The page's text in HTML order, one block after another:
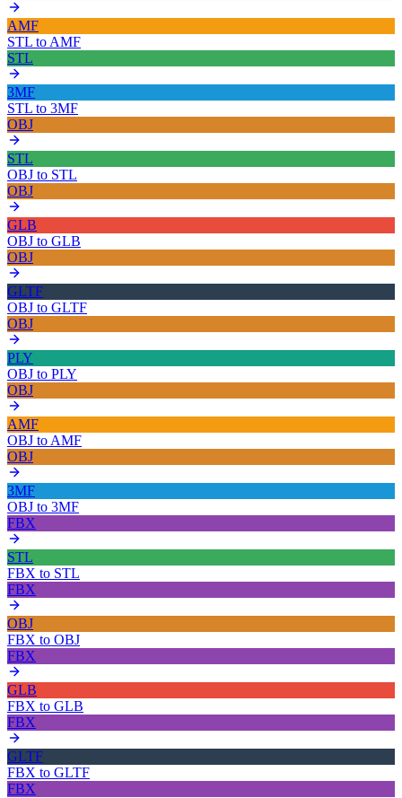
AMF
STL to AMF
STL
3MF
STL to 3MF
OBJ
STL
OBJ to STL
OBJ
GLB
OBJ to GLB
OBJ
GLTF
OBJ to GLTF
OBJ
PLY
OBJ to PLY
OBJ
AMF
OBJ to AMF
OBJ
3MF
OBJ to 3MF
FBX
STL
FBX to STL
FBX
OBJ
FBX to OBJ
FBX
GLB
FBX to GLB
FBX
GLTF
FBX to GLTF
FBX